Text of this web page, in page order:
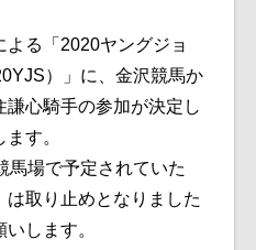
る「2020ヤングジョ
）」に、金沢競馬か
謙心騎手の参加が決定し
す。
場で予定されていた
は取り止めとなりました
します。